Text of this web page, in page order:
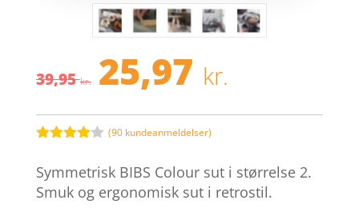
39,95kr. Den
oprindelige
pris
var:
39,95 kr..
25,97 kr.
pris
er:
ud af 5
baseret
på
(90 kundeanmeldelser)
Symmetrisk BIBS Colour sut i størrelse 2.
Smuk og ergonomisk sut i retrostil.